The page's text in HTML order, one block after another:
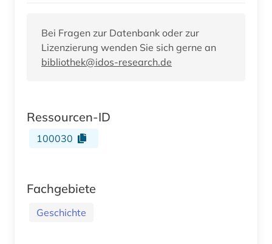
Bei Fragen zur Datenbank oder zur
Lizenzierung wenden Sie sich gerne an
bibliothek@idos-research.de
Ressourcen-ID
100030
Fachgebiete
Geschichte